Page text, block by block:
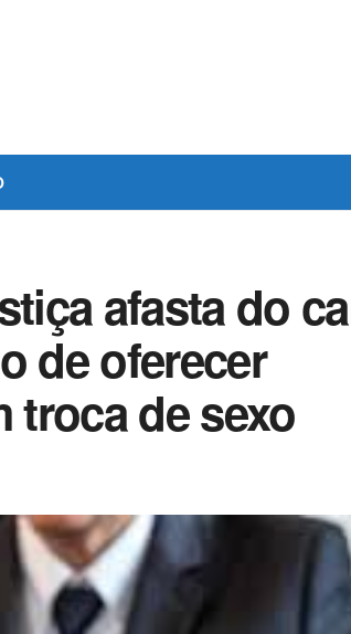
afasta do
de oferecer
troca de sexo